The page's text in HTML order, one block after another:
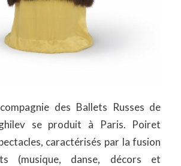
des Ballets Russes de
se produit à Paris. Poiret
caractérisés par la fusion
(musique, danse, décors et